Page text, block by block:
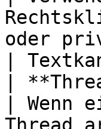
oder
|
|
| Wenn